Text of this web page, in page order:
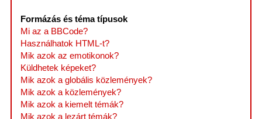
Formázás és téma típusok
Mi az a BBCode?
Használhatok HTML-t?
Mik azok az emotikonok?
Küldhetek képeket?
Mik azok a globális közlemények?
Mik azok a közlemények?
Mik azok a kiemelt témák?
Mik azok a lezárt témák?